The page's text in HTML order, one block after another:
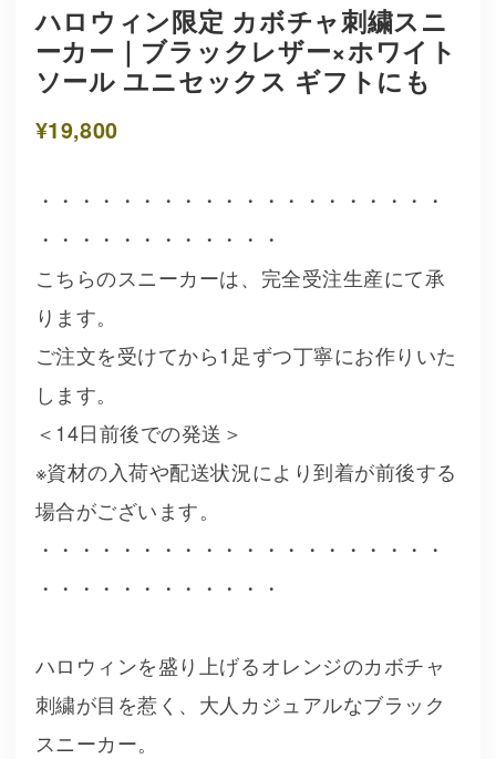
ハロウィン限定 カボチャ刺繍スニ
ーカー｜ブラックレザー×ホワイト
ソール ユニセックス ギフトにも
¥19,800
・・・・・・・・・・・・・・・・・・・・
・・・・・・・・・・・・
こちらのスニーカーは、完全受注生産にて承
ります。
ご注文を受けてから1足ずつ丁寧にお作りいた
します。
＜14日前後での発送＞
※資材の入荷や配送状況により到着が前後する
場合がございます。
・・・・・・・・・・・・・・・・・・・・
・・・・・・・・・・・・
ハロウィンを盛り上げるオレンジのカボチャ
刺繍が目を惹く、大人カジュアルなブラック
スニーカー。